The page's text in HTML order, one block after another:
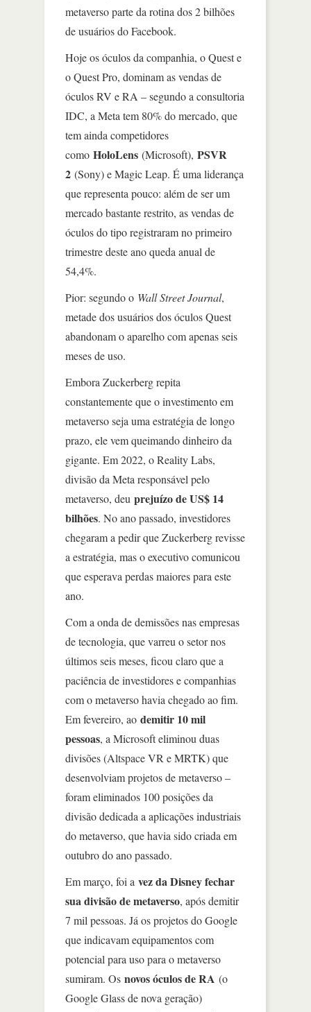
metaverso parte da rotina dos 2 bilhões
de usuários do Facebook.
Hoje os óculos da companhia, o Quest e
o Quest Pro, dominam as vendas de
óculos RV e RA – segundo a consultoria
IDC, a Meta tem 80% do mercado, que
tem ainda competidores
como HoloLens (Microsoft), PSVR
2 (Sony) e Magic Leap. É uma liderança
que representa pouco: além de ser um
mercado bastante restrito, as vendas de
óculos do tipo registraram no primeiro
trimestre deste ano queda anual de
54,4%.
Pior: segundo o Wall Street Journal,
metade dos usuários dos óculos Quest
abandonam o aparelho com apenas seis
meses de uso.
Embora Zuckerberg repita
constantemente que o investimento em
metaverso seja uma estratégia de longo
prazo, ele vem queimando dinheiro da
gigante. Em 2022, o Reality Labs,
divisão da Meta responsável pelo
metaverso, deu prejuízo de US$ 14
bilhões. No ano passado, investidores
chegaram a pedir que Zuckerberg revisse
a estratégia, mas o executivo comunicou
que esperava perdas maiores para este
ano.
Com a onda de demissões nas empresas
de tecnologia, que varreu o setor nos
últimos seis meses, ficou claro que a
paciência de investidores e companhias
com o metaverso havia chegado ao fim.
Em fevereiro, ao demitir 10 mil
pessoas, a Microsoft eliminou duas
divisões (Altspace VR e MRTK) que
desenvolviam projetos de metaverso –
foram eliminados 100 posições da
divisão dedicada a aplicações industriais
do metaverso, que havia sido criada em
outubro do ano passado.
Em março, foi a vez da Disney fechar
sua divisão de metaverso, após demitir
7 mil pessoas. Já os projetos do Google
que indicavam equipamentos com
potencial para uso para o metaverso
sumiram. Os novos óculos de RA (o
Google Glass de nova geração)